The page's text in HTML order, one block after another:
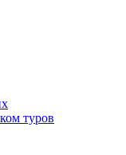
туров